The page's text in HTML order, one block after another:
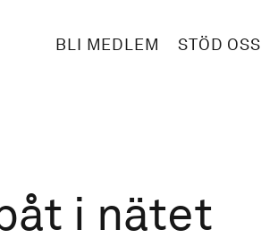
BLI MEDLEM STÖD OSS
i nätet